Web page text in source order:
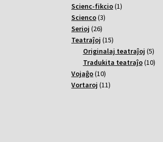
varoj
Scienc-fikcio 11
Scienco 33
Serioj 2626
varoj
Teatraĵoj 1515
varoj
Originalaj teatraĵoj 55
varoj
Tradukita teatraĵo 1010
Vojaĝo 1010
varoj
Vortaroj 1111